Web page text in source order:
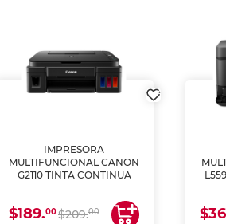
IMPRESORA
MULTIFUNCIONAL CANON
G2110 TINTA CONTINUA
$189.00$209.00